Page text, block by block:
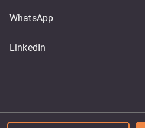
WhatsApp
LinkedIn
Powered by